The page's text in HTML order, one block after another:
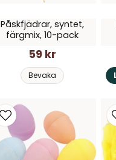
Påskfjädrar, syntet,
färgmix, 10-pack
59 kr
Bevaka